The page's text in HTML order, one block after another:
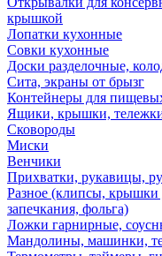
крышкой
Лопатки кухонные
Совки кухонные
Доски разделочные,
Сита, экраны от брызг
Контейнеры для
Ящики, крышки,
Сковороды
Миски
Венчики
Прихватки, рукавицы,
Разное (клипсы, крышки
запечкания, фольга)
Ложки гарнирные,
Мандолины, машинки,